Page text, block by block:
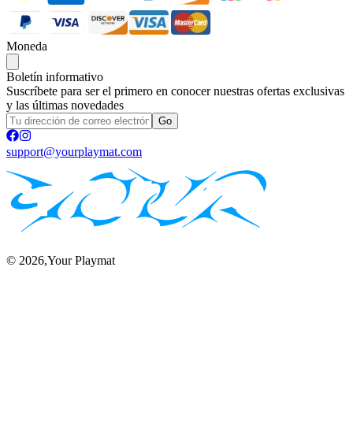
Moneda
Boletín informativo
Suscríbete para ser el primero en conocer nuestras ofertas exclusivas
y las últimas novedades
Go
support@yourplaymat.com
© 2026,Your Playmat